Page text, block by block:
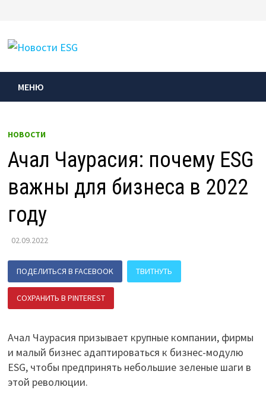
содержимому
МЕНЮ
НОВОСТИ
Ачал Чаурасия: почему ESG
важны для бизнеса в 2022
году
02.09.2022
ПОДЕЛИТЬСЯ В FACEBOOK ТВИТНУТЬ
СОХРАНИТЬ В PINTEREST
Ачал Чаурасия призывает крупные компании, фирмы
и малый бизнес адаптироваться к бизнес-модулю
ESG, чтобы предпринять небольшие зеленые шаги в
этой революции.